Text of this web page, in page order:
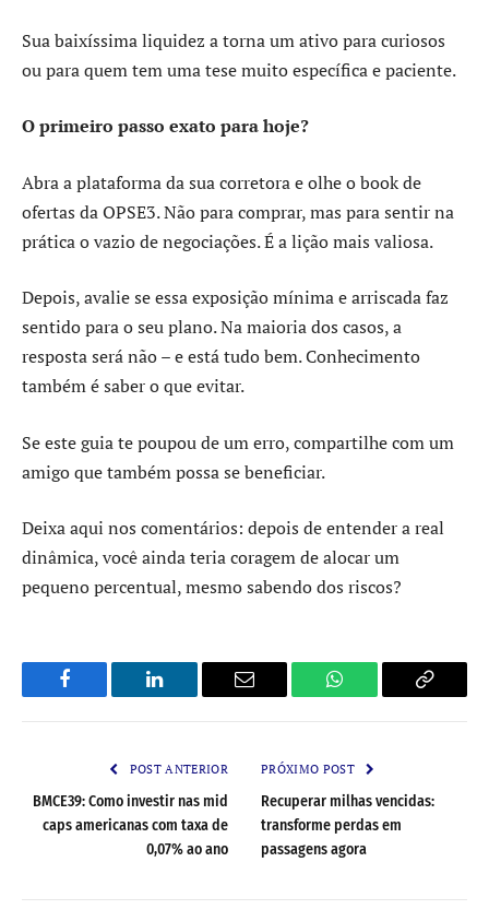
Sua baixíssima liquidez a torna um ativo para curiosos
ou para quem tem uma tese muito específica e paciente.
O primeiro passo exato para hoje?
Abra a plataforma da sua corretora e olhe o book de
ofertas da OPSE3. Não para comprar, mas para sentir na
prática o vazio de negociações. É a lição mais valiosa.
Depois, avalie se essa exposição mínima e arriscada faz
sentido para o seu plano. Na maioria dos casos, a
resposta será não – e está tudo bem. Conhecimento
também é saber o que evitar.
Se este guia te poupou de um erro, compartilhe com um
amigo que também possa se beneficiar.
Deixa aqui nos comentários: depois de entender a real
dinâmica, você ainda teria coragem de alocar um
pequeno percentual, mesmo sabendo dos riscos?
Facebook LinkedIn Email WhatsApp Copy
POST ANTERIOR
BMCE39: Como investir nas mid
caps americanas com taxa de
0,07% ao ano
PRÓXIMO POST
Recuperar milhas vencidas:
transforme perdas em
passagens agora